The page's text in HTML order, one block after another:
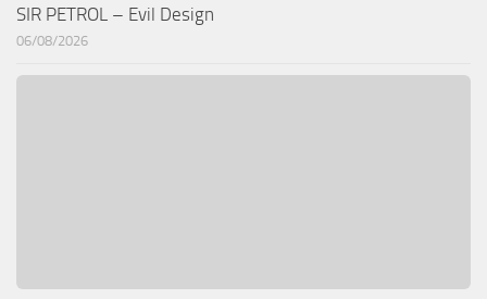
SIR PETROL – Evil Design
06/08/2026